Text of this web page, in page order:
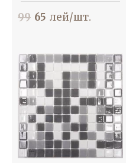
99 65 лей/шт.